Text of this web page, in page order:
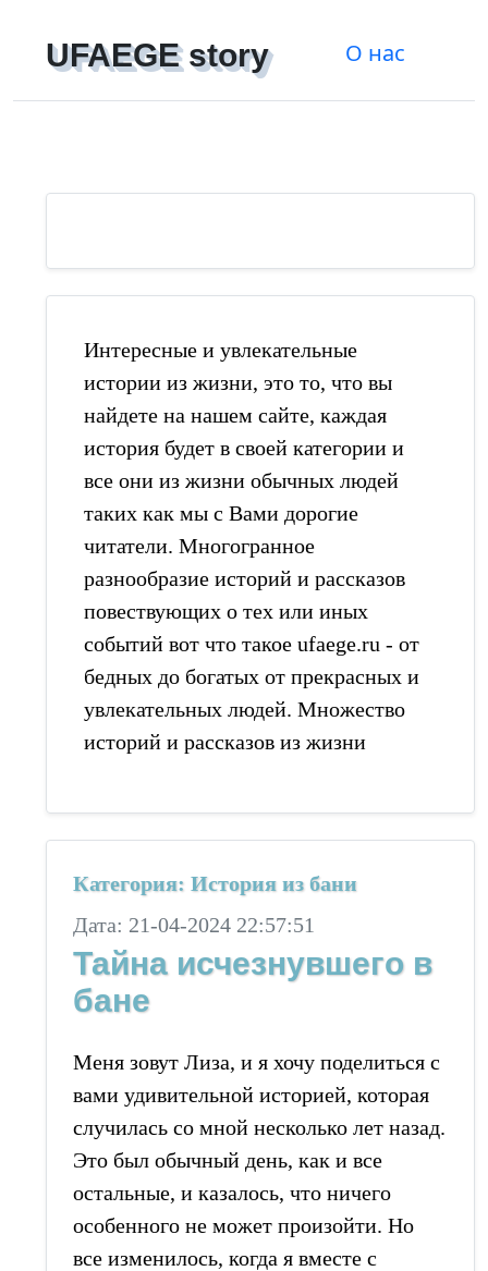
UFAEGE story О нас
Интересные и увлекательные
истории из жизни, это то, что вы
найдете на нашем сайте, каждая
история будет в своей категории и
все они из жизни обычных людей
таких как мы с Вами дорогие
читатели. Многогранное
разнообразие историй и рассказов
повествующих о тех или иных
событий вот что такое ufaege.ru - от
бедных до богатых от прекрасных и
увлекательных людей. Множество
историй и рассказов из жизни
Категория: История из бани
Дата: 21-04-2024 22:57:51
Тайна исчезнувшего в
бане
Меня зовут Лиза, и я хочу поделиться с
вами удивительной историей, которая
случилась со мной несколько лет назад.
Это был обычный день, как и все
остальные, и казалось, что ничего
особенного не может произойти. Но
все изменилось, когда я вместе с